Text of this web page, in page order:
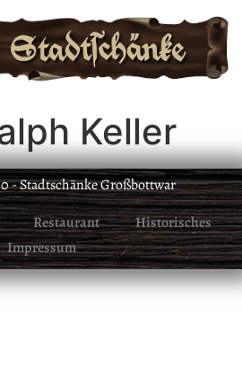
Keller
- Stadtschänke Großbottwar
Restaurant
Historisches
Impressum